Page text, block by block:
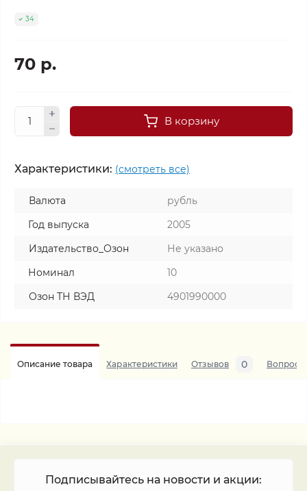
34
70 р.
В корзину
Характеристики: (смотреть все)
Валюта
рубль
Год выпуска
2005
Издательство_Озон
Не указано
Номинал
10
Озон ТН ВЭД
4901990000
Описание товара Характеристики Отзывов 0 Вопросы
Подписывайтесь на новости и акции: